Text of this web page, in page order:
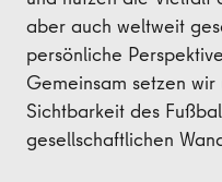
aber auch weltweit
persönliche
Gemeinsam setzen
Sichtbarkeit des
gesellschaftlichen